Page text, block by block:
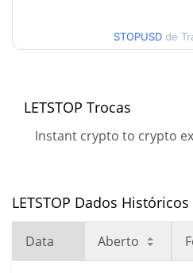
Semana Alta
Nov 19, 2024 (1 anos atrás)
Baixa de todos os tempos
Jun 5, 2026 (2 meses atrás)
STOPUSD de
LETSTOP Trocas
Instant crypto to crypto
LETSTOP Dados
Data Aberto